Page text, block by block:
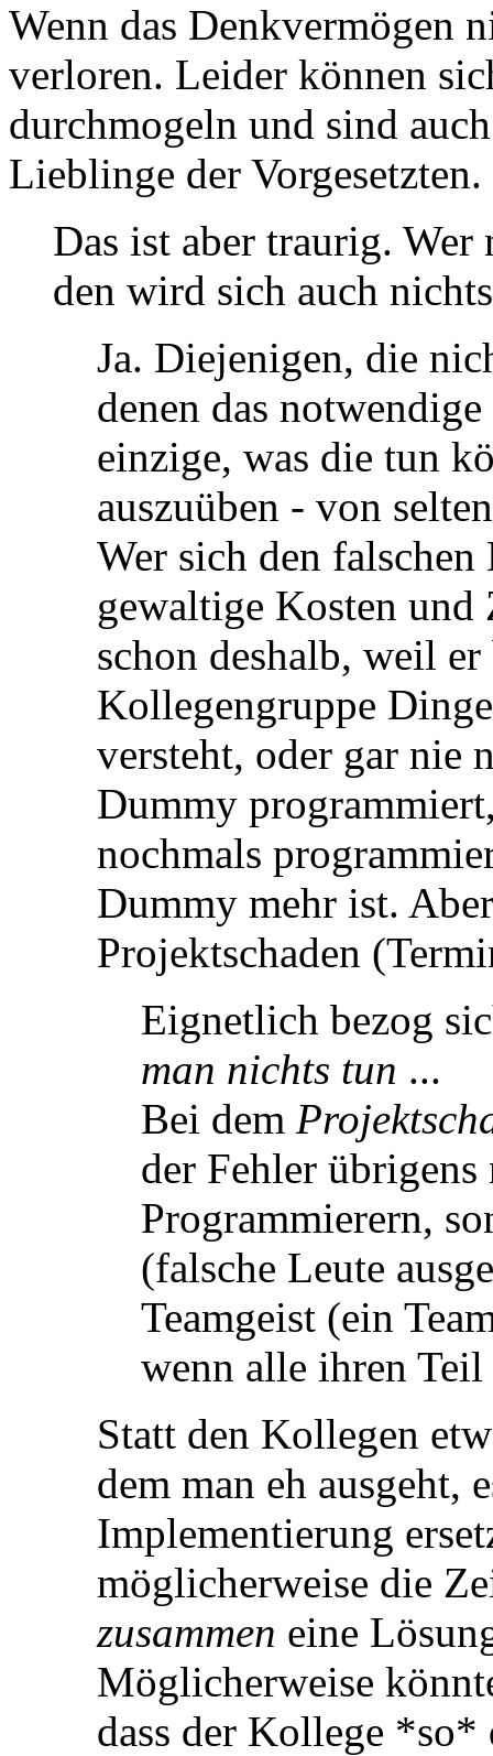
Wenn das Denkvermögen
verloren. Leider können
durchmogeln und sind
Lieblinge der Vorgesetzten.
Das ist aber traurig.
den wird sich auch
Ja. Diejenigen, die
denen das
einzige, was die tun
auszuüben - von
Wer sich den falschen
gewaltige Kosten
schon deshalb, weil
Kollegengruppe
versteht, oder gar nie
Dummy
nochmals
Dummy mehr ist.
Projektschaden
Eignetlich bezog
man nichts tun ...
Bei dem
der Fehler
Programmierern,
(falsche Leute
Teamgeist (ein
wenn alle ihren
Statt den Kollegen
dem man eh ausgeht,
Implementierung
möglicherweise die
zusammen eine
Möglicherweise
dass der Kollege *so*